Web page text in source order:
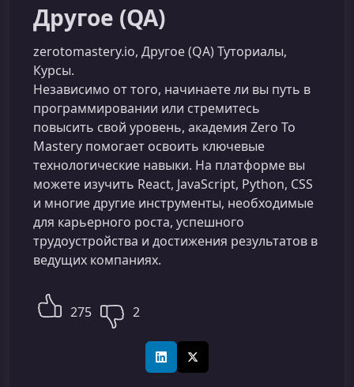
Другое (QA)
zerotomastery.io, Другое (QA) Туториалы,
Курсы.
Независимо от того, начинаете ли вы путь в
программировании или стремитесь
повысить свой уровень, академия Zero To
Mastery помогает освоить ключевые
технологические навыки. На платформе вы
можете изучить React, JavaScript, Python, CSS
и многие другие инструменты, необходимые
для карьерного роста, успешного
трудоустройства и достижения результатов в
ведущих компаниях.
275 2
LinkedInX (Twitter)